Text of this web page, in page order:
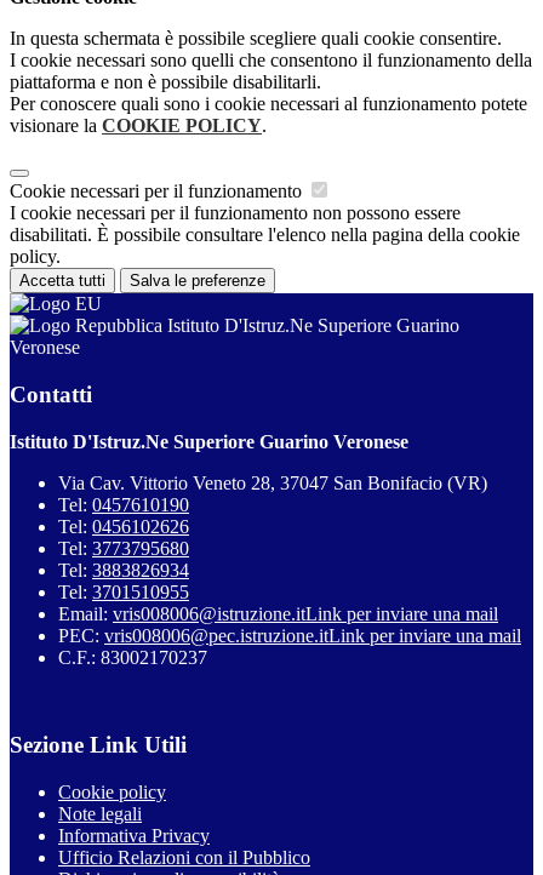
In questa schermata è possibile scegliere quali cookie consentire.
I cookie necessari sono quelli che consentono il funzionamento della
piattaforma e non è possibile disabilitarli.
Per conoscere quali sono i cookie necessari al funzionamento potete
visionare la COOKIE POLICY.
Cookie necessari per il funzionamento
I cookie necessari per il funzionamento non possono essere
disabilitati. È possibile consultare l'elenco nella pagina della cookie
policy.
Accetta tutti Salva le preferenze
Istituto D'Istruz.Ne Superiore Guarino
Veronese
Contatti
Istituto D'Istruz.Ne Superiore Guarino Veronese
Via Cav. Vittorio Veneto 28, 37047 San Bonifacio (VR)
Tel: 0457610190
Tel: 0456102626
Tel: 3773795680
Tel: 3883826934
Tel: 3701510955
Email: vris008006@istruzione.itLink per inviare una mail
PEC: vris008006@pec.istruzione.itLink per inviare una mail
C.F.: 83002170237
Sezione Link Utili
Cookie policy
Note legali
Informativa Privacy
Ufficio Relazioni con il Pubblico